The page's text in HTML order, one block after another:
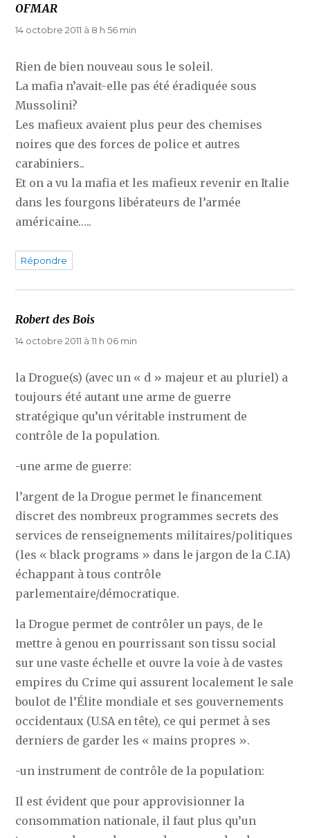
OFMAR
14 octobre 2011 à 8 h 56 min
Rien de bien nouveau sous le soleil.
La mafia n’avait-elle pas été éradiquée sous
Mussolini?
Les mafieux avaient plus peur des chemises
noires que des forces de police et autres
carabiniers..
Et on a vu la mafia et les mafieux revenir en Italie
dans les fourgons libérateurs de l’armée
américaine…..
Répondre
Robert des Bois
14 octobre 2011 à 11 h 06 min
la Drogue(s) (avec un « d » majeur et au pluriel) a
toujours été autant une arme de guerre
stratégique qu’un véritable instrument de
contrôle de la population.
-une arme de guerre:
l’argent de la Drogue permet le financement
discret des nombreux programmes secrets des
services de renseignements militaires/politiques
(les « black programs » dans le jargon de la C.IA)
échappant à tous contrôle
parlementaire/démocratique.
la Drogue permet de contrôler un pays, de le
mettre à genou en pourrissant son tissu social
sur une vaste échelle et ouvre la voie à de vastes
empires du Crime qui assurent localement le sale
boulot de l’Élite mondiale et ses gouvernements
occidentaux (U.SA en tête), ce qui permet à ses
derniers de garder les « mains propres ».
-un instrument de contrôle de la population:
Il est évident que pour approvisionner la
consommation nationale, il faut plus qu’un